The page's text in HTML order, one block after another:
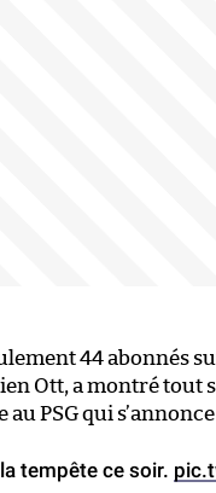
44 abonnés
Ott, a montré
PSG qui
tempête ce soir.